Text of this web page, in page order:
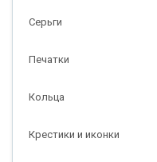
Серьги
Печатки
Кольца
Крестики и иконки